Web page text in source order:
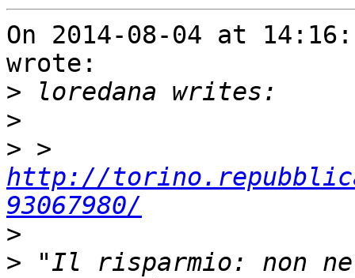
On 2014-08-04 at
wrote:
>
>
>
http://
93067980/
>
> "Il risparmio: non